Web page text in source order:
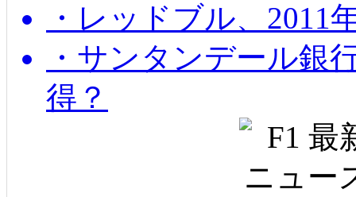
・レッドブル、2011
・サンタンデール銀
得？